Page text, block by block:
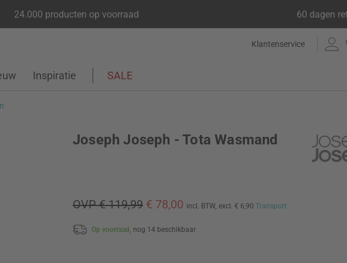
24.000 producten op voorraad 60 dagen
Klantenservice
Inspiratie SALE
Joseph Joseph - Tota Wasmand
OVP € 119,99 € 78,00 incl. BTW, excl. € 6,90 Transport
Op voorraad, nog 14 beschikbaar